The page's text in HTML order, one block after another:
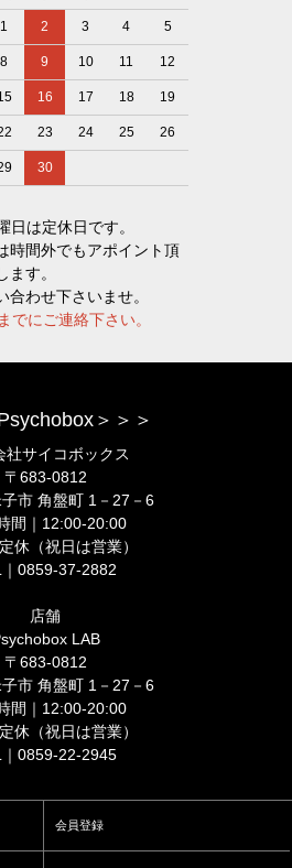
1 2 3 4 5
8 9 10 11 12
16 17 18 19
23 24 25 26
30
日は定休日です。
時間外でもアポイント頂
ます。
合わせ下さいませ。
でにご連絡下さい。
＞＞＞
社サイコボックス
〒683-0812
市 角盤町 1－27－6
間｜12:00-20:00
休（祝日は営業）
0859-37-2882
店舗
LAB
〒683-0812
市 角盤町 1－27－6
間｜12:00-20:00
休（祝日は営業）
0859-22-2945
会員登録